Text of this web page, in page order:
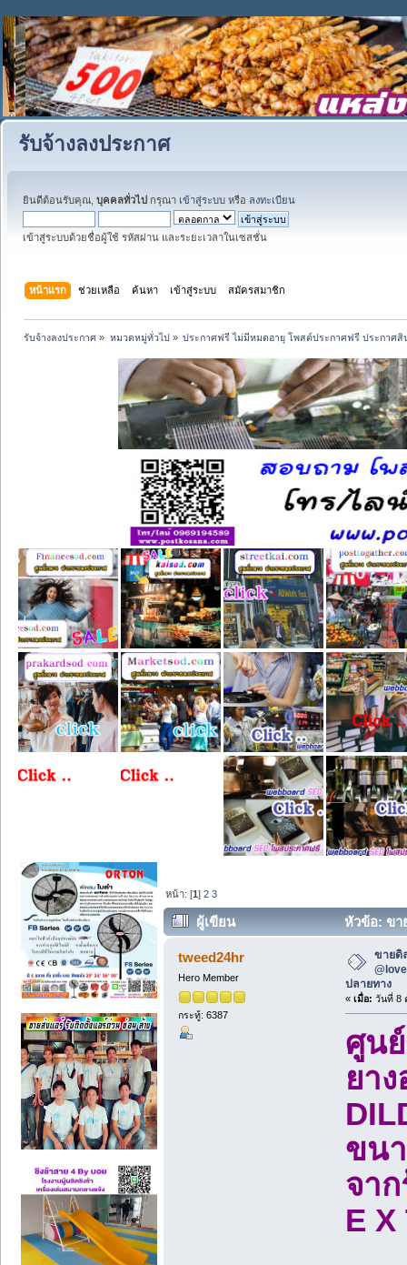
รับจ้างลงประกาศ
ยินดีต้อนรับคุณ, บุคคลทั่วไป กรุณา เข้าสู่ระบบ หรือ ลงทะเบียน
เข้าสู่ระบบด้วยชื่อผู้ใช้ รหัสผ่าน และระยะเวลาในเซสชั่น
หน้าแรก ช่วยเหลือ ค้นหา เข้าสู่ระบบ สมัครสมาชิก
รับจ้างลงประกาศ » หมวดหมู่ทั่วไป» ประกาศฟรี ไม่มีหมดอายุ โพสต์ประกาศฟรี ประกาศ
หน้า: [1]2 3
ผู้เขียน
หัวข้อ: ขา
ปลายทาง (อ่าน 14386 ครั้ง)
tweed24hr
Hero Member
กระทู้: 6387
ขายดิ
ปลายทาง
« เมื่อ: วันที่ 8
ศูน
ยา
ขน
จา
E X